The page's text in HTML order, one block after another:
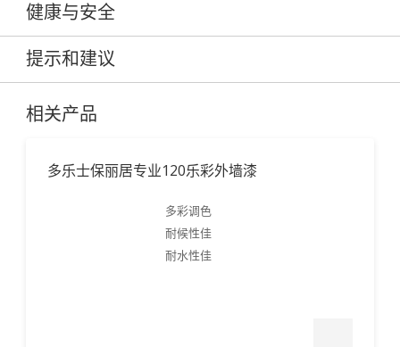
多乐士净态居朗境岩彩主色漆是一款以优质高档纯丙烯酸聚合
物为主要成分的水性涂料。该产品具有优异的耐候性、抗碱性
等优势，配套多乐士岩彩漆使用，为建筑物提供主色调，提升
健康与安全
提示和建议
1. 清洗
施工工具：滚刷、滚筒、普通喷涂或无气喷涂。 稀释方法：正
常情况下，不需要稀释，但若有需要，最多可加10%-20%的清
事项：基底温度低于5℃或环境湿度大于85%时请勿施工。施工
深色或艳色产品时，请控制稀释比例在5%以内或不稀释，并适
当增加涂刷遍数，直至达到满意的效果。（请参考深色/艳色漆
相关产品
多乐士保丽居专业120乐彩外墙漆
多彩调色
耐候性佳
耐水性佳